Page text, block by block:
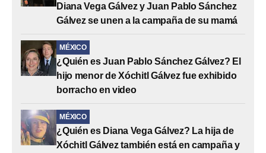
Diana Vega Gálvez y Juan Pablo Sánchez
Gálvez se unen a la campaña de su mamá
MÉXICO
¿Quién es Juan Pablo Sánchez Gálvez? El
hijo menor de Xóchitl Gálvez fue exhibido
borracho en video
MÉXICO
¿Quién es Diana Vega Gálvez? La hija de
Xóchitl Gálvez también está en campaña y